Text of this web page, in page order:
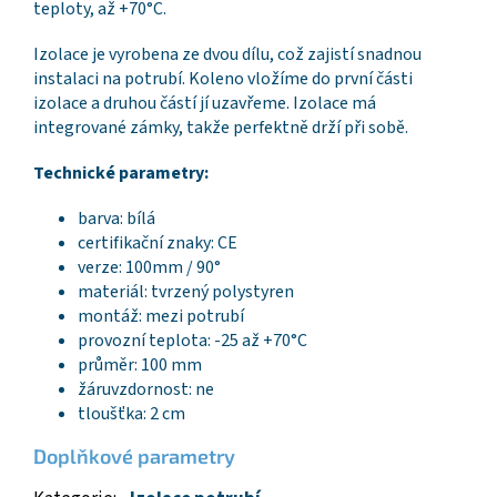
teploty, až +70°C.
Izolace je vyrobena ze dvou dílu, což zajistí snadnou
instalaci na potrubí. Koleno vložíme do první části
izolace a druhou částí jí uzavřeme. Izolace má
integrované zámky, takže perfektně drží při sobě.
Technické parametry:
barva: bílá
certifikační znaky: CE
verze: 100mm / 90°
materiál: tvrzený polystyren
montáž: mezi potrubí
provozní teplota: -25 až +70°C
průměr: 100 mm
žáruvzdornost: ne
tloušťka: 2 cm
Doplňkové parametry